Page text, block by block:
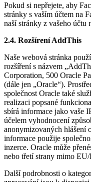
Pokud si nepřejete, aby
stránky s vaším účtem na
naší stránky z vašeho účtu
2.4. Rozšírení AddThis
Naše webová stránka
rozšíření s názvem
Corporation, 500 Oracle
(dále jen „Oracle“).
společnost Oracle také
realizaci popsané
sbírá informace jako vaše
účelem vyhodnocení
anonymizovaných hlášení
informace použije
inzerce. Oracle může
nebo třetí strany mimo EU/
Další podrobnosti o